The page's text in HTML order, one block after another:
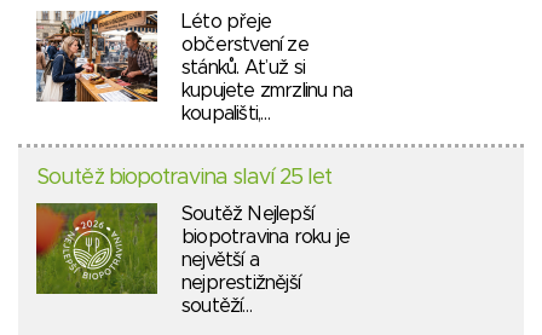
Léto přeje
občerstvení ze
stánků. Ať už si
kupujete zmrzlinu na
koupališti,…
Soutěž biopotravina slaví 25 let
Soutěž Nejlepší
biopotravina roku je
největší a
nejprestižnější
soutěží…